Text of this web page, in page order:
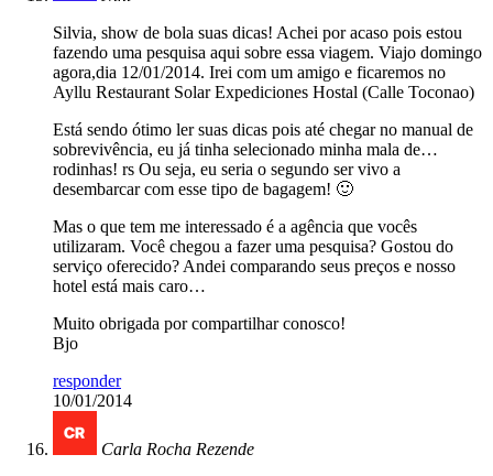
Silvia, show de bola suas dicas! Achei por acaso pois estou
fazendo uma pesquisa aqui sobre essa viagem. Viajo domingo
agora,dia 12/01/2014. Irei com um amigo e ficaremos no
Ayllu Restaurant Solar Expediciones Hostal (Calle Toconao)
Está sendo ótimo ler suas dicas pois até chegar no manual de
sobrevivência, eu já tinha selecionado minha mala de…
rodinhas! rs Ou seja, eu seria o segundo ser vivo a
desembarcar com esse tipo de bagagem! 🙂
Mas o que tem me interessado é a agência que vocês
utilizaram. Você chegou a fazer uma pesquisa? Gostou do
serviço oferecido? Andei comparando seus preços e nosso
hotel está mais caro…
Muito obrigada por compartilhar conosco!
Bjo
responder
10/01/2014
Carla Rocha Rezende